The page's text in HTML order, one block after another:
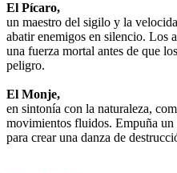
El Pícaro,
un maestro del sigilo y la
abatir enemigos en silencio. Los
una fuerza mortal antes de que
peligro.
El Monje,
en sintonía con la naturaleza,
movimientos fluidos. Empuña un
para crear una danza de